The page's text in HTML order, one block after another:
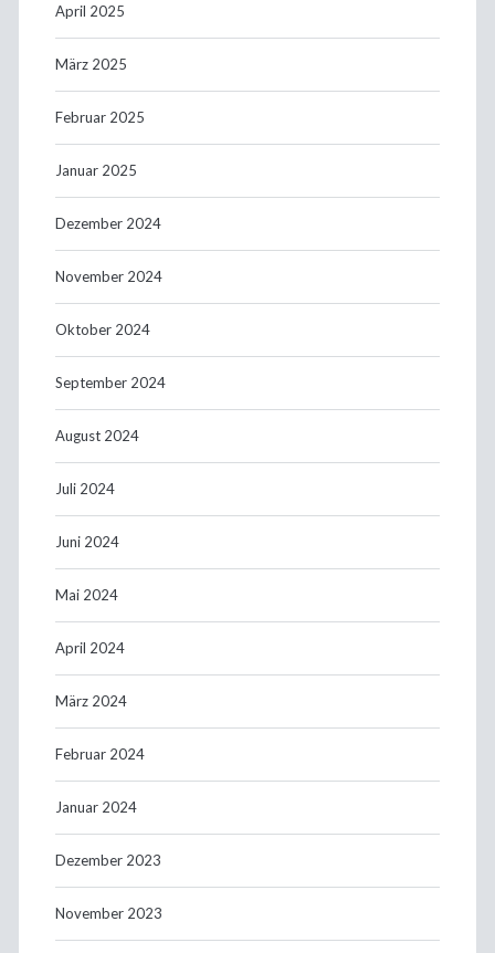
April 2025
März 2025
Februar 2025
Januar 2025
Dezember 2024
November 2024
Oktober 2024
September 2024
August 2024
Juli 2024
Juni 2024
Mai 2024
April 2024
März 2024
Februar 2024
Januar 2024
Dezember 2023
November 2023